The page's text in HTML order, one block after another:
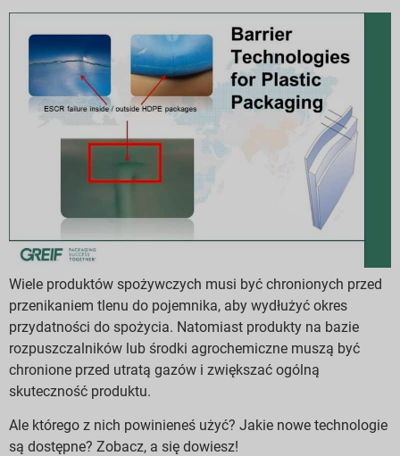
Wiele produktów spożywczych musi być chronionych przed
przenikaniem tlenu do pojemnika, aby wydłużyć okres
przydatności do spożycia. Natomiast produkty na bazie
rozpuszczalników lub środki agrochemiczne muszą być
chronione przed utratą gazów i zwiększać ogólną
skuteczność produktu.
Ale którego z nich powinieneś użyć? Jakie nowe technologie
są dostępne? Zobacz, a się dowiesz!